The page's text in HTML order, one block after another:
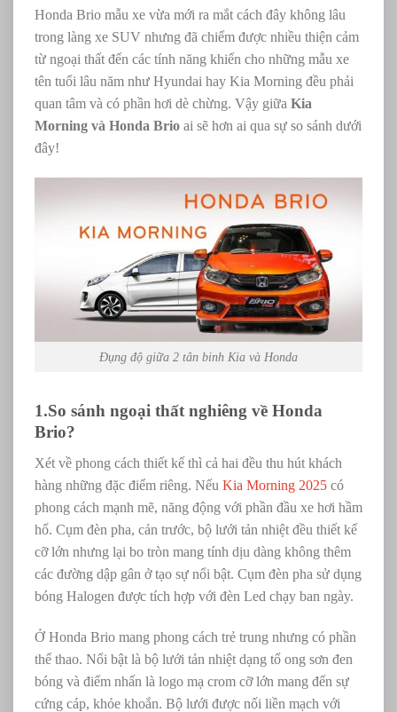
Honda Brio mẫu xe vừa mới ra mắt cách đây không lâu
trong làng xe SUV nhưng đã chiếm được nhiều thiện cảm
từ ngoại thất đến các tính năng khiến cho những mẫu xe
tên tuổi lâu năm như Hyundai hay Kia Morning đều phải
quan tâm và có phần hơi dè chừng. Vậy giữa Kia
Morning và Honda Brio ai sẽ hơn ai qua sự so sánh dưới
đây!
Đụng độ giữa 2 tân binh Kia và Honda
1.So sánh ngoại thất nghiêng về Honda
Brio?
Xét về phong cách thiết kế thì cả hai đều thu hút khách
hàng những đặc điểm riêng. Nếu Kia Morning 2025 có
phong cách mạnh mẽ, năng động với phần đầu xe hơi hầm
hố. Cụm đèn pha, cản trước, bộ lưới tản nhiệt đều thiết kế
cỡ lớn nhưng lại bo tròn mang tính dịu dàng không thêm
các đường dập gân ở tạo sự nổi bật. Cụm đèn pha sử dụng
bóng Halogen được tích hợp với đèn Led chạy ban ngày.
Ở Honda Brio mang phong cách trẻ trung nhưng có phần
thể thao. Nổi bật là bộ lưới tản nhiệt dạng tổ ong sơn đen
bóng và điểm nhấn là logo mạ crom cỡ lớn mang đến sự
cứng cáp, khỏe khoắn. Bộ lưới được nối liền mạch với